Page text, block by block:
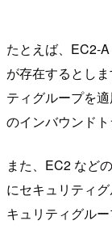
たとえば、EC2-
が存在するとし
ティグループを
のインバウンドト
また、EC2 など
にセキュリティ
キュリティグル